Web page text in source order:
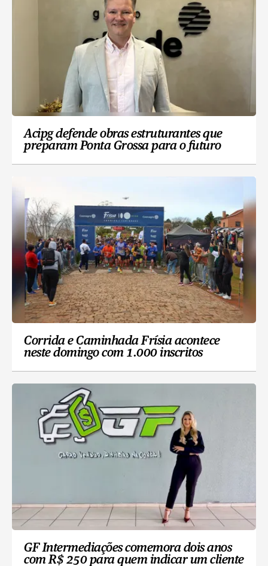
Acipg defende obras estruturantes que
preparam Ponta Grossa para o futuro
Corrida e Caminhada Frísia acontece
neste domingo com 1.000 inscritos
GF Intermediações comemora dois anos
com R$ 250 para quem indicar um cliente